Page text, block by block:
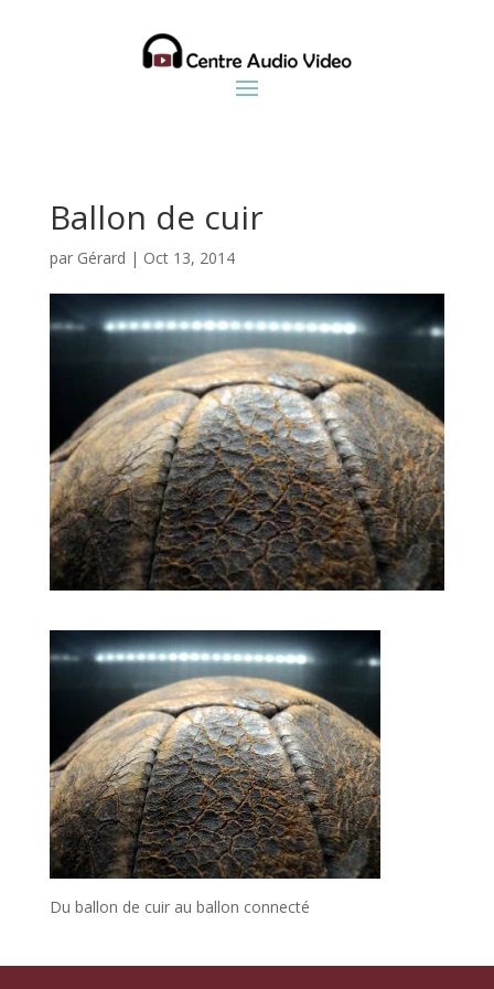
Ballon de cuir
par Gérard | Oct 13, 2014
Du ballon de cuir au ballon connecté